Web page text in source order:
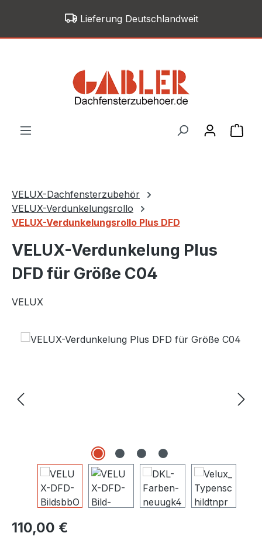
Zum Hauptinhalt springenLieferung Deutschlandweit
VELUX-Dachfensterzubehör
VELUX-Verdunkelungsrollo
VELUX-Verdunkelungsrollo Plus DFD
VELUX-Verdunkelung Plus
DFD für Größe C04
VELUX
Bildergalerie überspringen
Regulärer Preis:
110,00 €